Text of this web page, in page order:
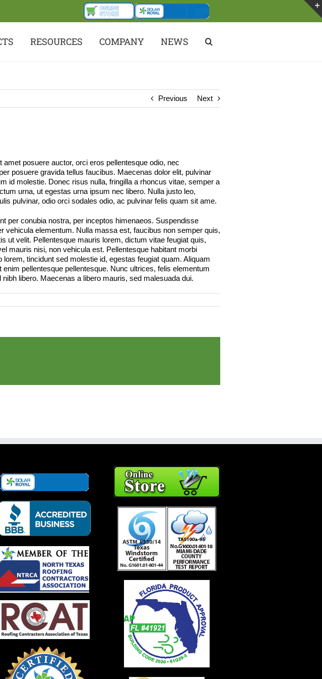
RESOURCES COMPANY NEWS
Previous Next
posuere auctor, orci eros pellentesque odio, nec
posuere gravida tellus faucibus. Maecenas dolor elit, pulvinar
id molestie. Donec risus nulla, fringilla a rhoncus vitae, semper a
urna, ut egestas urna ipsum nec libero. Nulla justo leo,
pulvinar, odio orci sodales odio, ac pulvinar felis quam sit ame.
per conubia nostra, per inceptos himenaeos. Suspendisse
vehicula elementum. Nulla massa est, faucibus non semper quis,
ut velit. Pellentesque mauris lorem, dictum vitae feugiat quis,
mauris nisi, non vehicula est. Pellentesque habitant morbi
tincidunt sed molestie id, egestas feugiat quam. Aliquam
pellentesque pellentesque. Nunc ultrices, felis elementum
libero. Maecenas a libero mauris, sed malesuada dui.